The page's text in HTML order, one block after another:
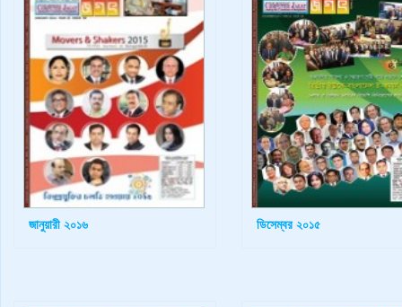
জানুয়ারী ২০১৬ ডিসেম্বর ২০১৫